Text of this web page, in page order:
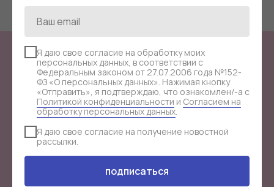
Я даю свое согласие на обработку моих
персональных данных, в соответствии с
Федеральным законом от 27.07.2006 года №152-
ФЗ «О персональных данных». Нажимая кнопку
«Отправить», я подтверждаю, что ознакомлен/-а с
Политикой конфиденциальности и Согласием на
обработку персональных данных
Я даю свое согласие на получение новостной
рассылки.
подписаться
СТАНЬ ЧАСТЬЮЗАКРЫТОГО КЛУБА
JULI FORT!
Узнавай первой о акциях и закрытых распродажах
клуба.